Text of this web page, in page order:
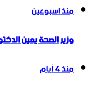
منذ أسبوعين
وزير الصحة يعين
منذ 4 أيام